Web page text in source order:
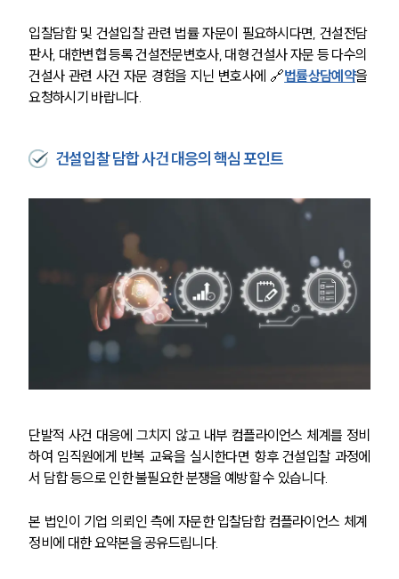
구성원 소개
부동산전문변호사
공지사항
뉴스레터/브로슈어
세미나
대륜법률상담예약
입찰담합 및 건설입찰 관련 법률 자문이 필요하시다면, 건설전담
판사, 대한변협 등록 건설전문변호사, 대형 건설사 자문 등 다수의
건설사 관련 사건 자문 경험을 지닌 변호사에 🔗법률상담예약을
요청하시기 바랍니다.
건설입찰 담합 사건 대응의 핵심 포인트
단발적 사건 대응에 그치지 않고 내부 컴플라이언스 체계를 정비
하여 임직원에게 반복 교육을 실시한다면 향후 건설입찰 과정에
서 담합 등으로 인한 불필요한 분쟁을 예방할 수 있습니다.
본 법인이 기업 의뢰인 측에 자문한 입찰담합 컴플라이언스 체계
정비에 대한 요약본을 공유드립니다.